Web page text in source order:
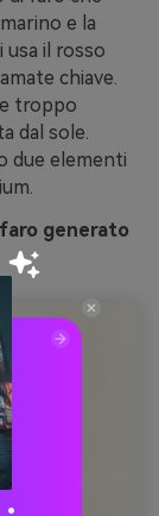
e la
usa il rosso
chiave.
troppo
dal sole.
due elementi
generato